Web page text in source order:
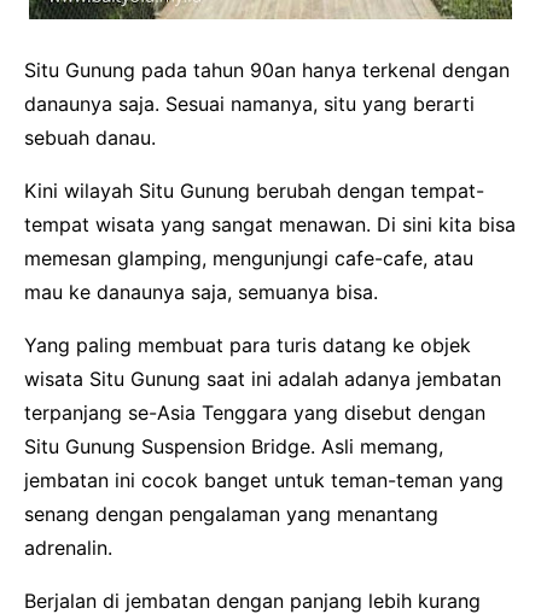
Situ Gunung pada tahun 90an hanya terkenal dengan
danaunya saja. Sesuai namanya, situ yang berarti
sebuah danau.
Kini wilayah Situ Gunung berubah dengan tempat-
tempat wisata yang sangat menawan. Di sini kita bisa
memesan glamping, mengunjungi cafe-cafe, atau
mau ke danaunya saja, semuanya bisa.
Yang paling membuat para turis datang ke objek
wisata Situ Gunung saat ini adalah adanya jembatan
terpanjang se-Asia Tenggara yang disebut dengan
Situ Gunung Suspension Bridge. Asli memang,
jembatan ini cocok banget untuk teman-teman yang
senang dengan pengalaman yang menantang
adrenalin.
Berjalan di jembatan dengan panjang lebih kurang